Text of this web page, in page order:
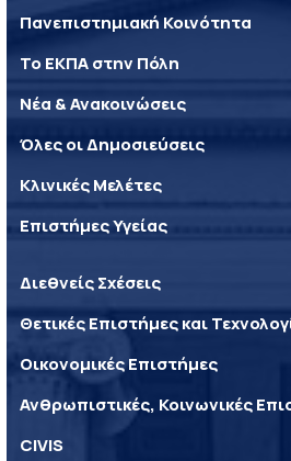
Πανεπιστημιακή Κοινότητα
Το ΕΚΠΑ στην Πόλη
Νέα & Ανακοινώσεις
Όλες οι Δημοσιεύσεις
Κλινικές Μελέτες
Επιστήμες Υγείας
Διεθνείς Σχέσεις
Θετικές Επιστήμες και
Οικονομικές Επιστήμες
Ανθρωπιστικές, Κοινωνικές
CIVIS